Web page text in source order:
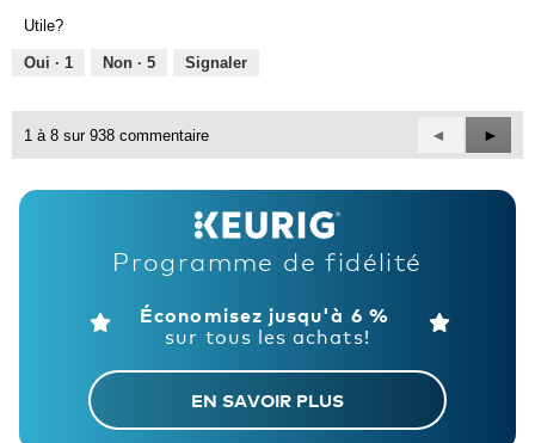
Utile?
Oui · 1 Non · 5 Signaler
1 à 8 sur 938 commentaire
Précédent
Reviews
◄ ►
Programme de fidélité
Économisez jusqu'à 6 %
sur tous les achats!
EN SAVOIR PLUS